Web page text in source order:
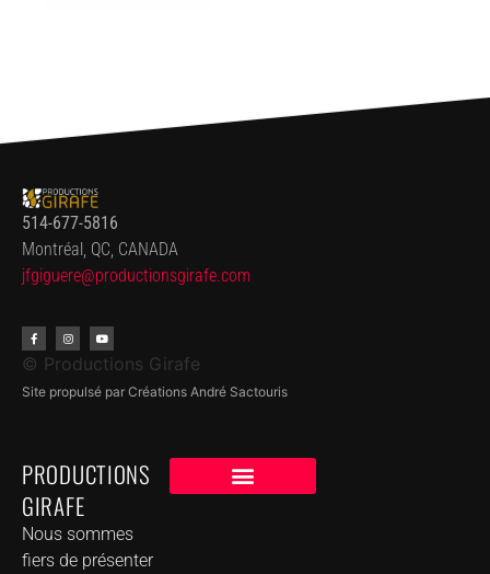
514-677-5816
Montréal, QC, CANADA
jfgiguere@productionsgirafe.com
© Productions Girafe
Site propulsé par Créations André Sactouris
PRODUCTIONS
GIRAFE
Nous sommes
fiers de présenter